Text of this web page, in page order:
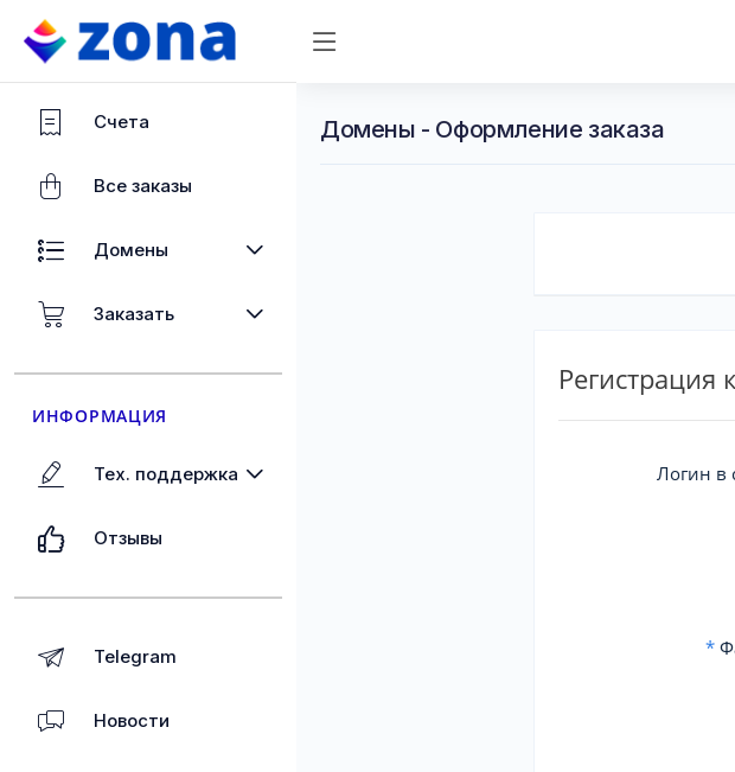
Счета
Все заказы
Домены
Заказать
ИНФОРМАЦИЯ
Тех. поддержка
Отзывы
Telegram
Новости
Домены - Оформление заказа
Регистрация
Логин в
*